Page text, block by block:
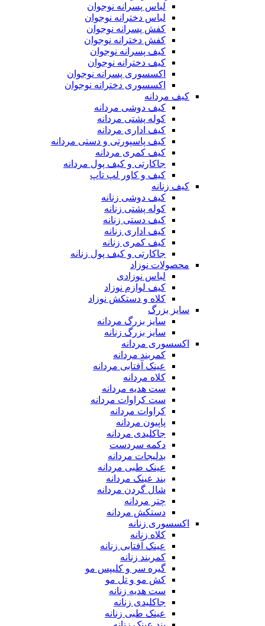
لباس پسرانه نوجوان
لباس دخترانه نوجوان
کفش پسرانه نوجوان
کفش دخترانه نوجوان
کیف پسرانه نوجوان
کیف دخترانه نوجوان
اکسسوری پسرانه نوجوان
اکسسوری دخترانه نوجوان
کیف مردانه
کیف دوشی مردانه
کوله پشتی مردانه
کیف اداری مردانه
کیف پاسپورتی و دستی مردانه
کیف کمری مردانه
جاکارتی و کیف پول مردانه
کیف و کاور لپ تاپ
کیف زنانه
کیف دوشی زنانه
کوله پشتی زنانه
کیف دستی زنانه
کیف اداری زنانه
کیف کمری زنانه
جاکارتی و کیف پول زنانه
محصولات نوزاد
لباس نوزادی
کیف لوازم نوزاد
کلاه و دستکش نوزاد
سایز بزرگ
سایز بزرگ مردانه
سایز بزرگ زنانه
اکسسوری مردانه
کمربند مردانه
عینک آفتابی مردانه
کلاه مردانه
ست هدیه مردانه
ست کراوات مردانه
کراوات مردانه
پاپیون مردانه
جاکلیدی مردانه
دکمه سردست
بدلیجات مردانه
عینک طبی مردانه
بند عینک مردانه
شال گردن مردانه
چتر مردانه
دستکش مردانه
اکسسوری زنانه
کلاه زنانه
عینک آفتابی زنانه
کمربند زنانه
گیره سر و کلیپس مو
کش مو و تل مو
ست هدیه زنانه
جاکلیدی زنانه
عینک طبی زنانه